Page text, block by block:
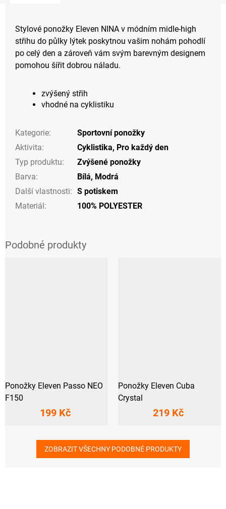
Stylové ponožky Eleven NINA v módním midle-high
střihu do půlky lýtek poskytnou vašim nohám pohodlí
po celý den a zároveň vám svým barevným designem
pomohou šířit dobrou náladu.
zvýšený střih
vhodné na cyklistiku
Kategorie:
Sportovní ponožky
Aktivita: Cyklistika, Pro každý den
Typ produktu:
Zvýšené ponožky
Barva: Bílá, Modrá
Další vlastnosti: S potiskem
Materiál: 100% POLYESTER
Ponožky Eleven Passo NEO
F150
199 Kč
Ponožky Eleven Cuba
Crystal
219 Kč
ZOBRAZIT VŠECHNY PODOBNÉ PRODUKTY